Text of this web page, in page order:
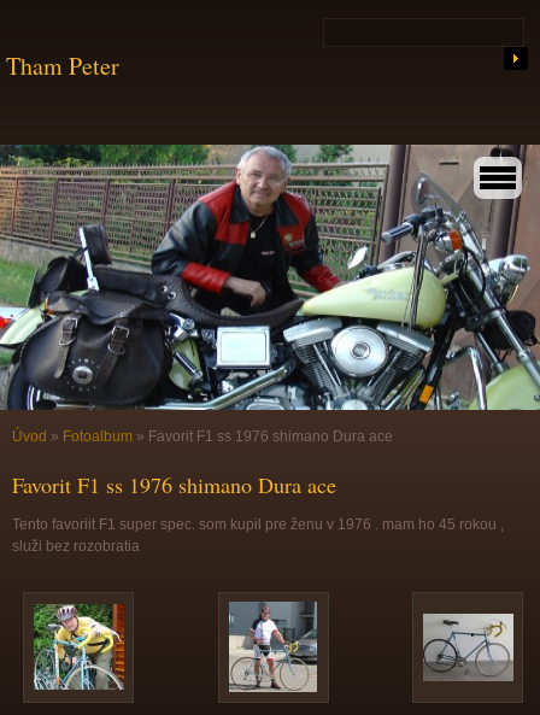
Tham Peter
Úvod » Fotoalbum » Favorit F1 ss 1976 shimano Dura ace
Favorit F1 ss 1976 shimano Dura ace
Tento favoriit F1 super spec. som kupil pre ženu v 1976 . mam ho 45 rokou ,
služi bez rozobratia